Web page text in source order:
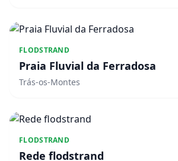
FLODSTRAND
Praia Fluvial da Ferradosa
Trás-os-Montes
FLODSTRAND
Rede flodstrand